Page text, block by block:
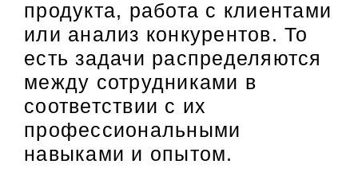
продукта, работа с клиентами
или анализ конкурентов. То
есть задачи распределяются
между сотрудниками в
соответствии с их
профессиональными
навыками и опытом.